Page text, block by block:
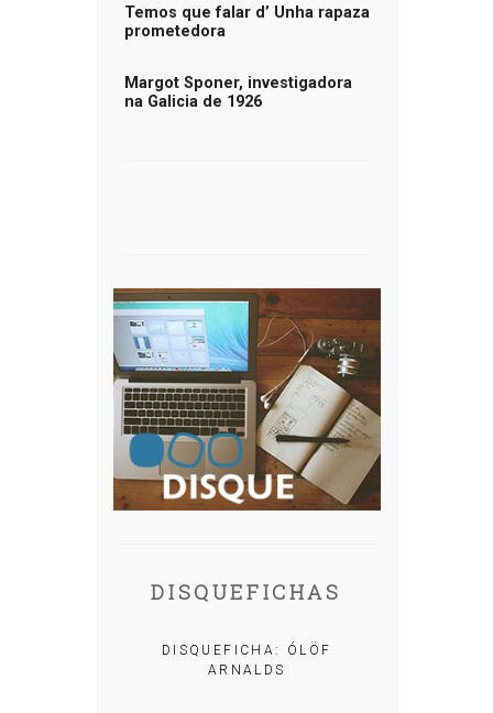
Temos que falar d’ Unha rapaza
prometedora
Margot Sponer, investigadora
na Galicia de 1926
DISQUEFICHAS
DISQUEFICHA: ÓLÖF
ARNALDS